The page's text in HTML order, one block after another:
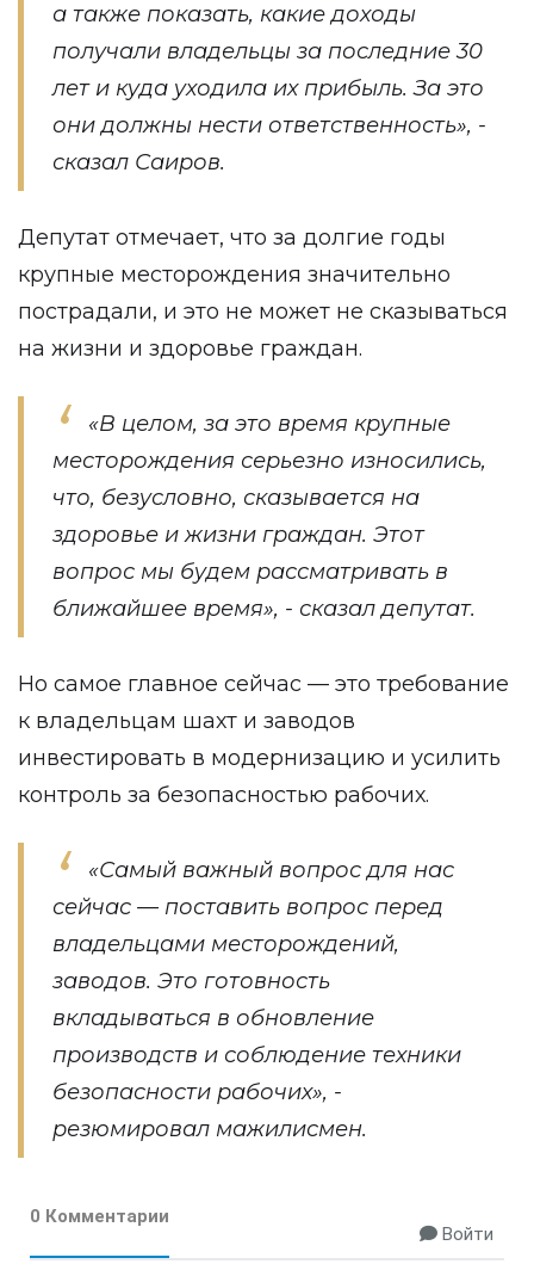
а также показать, какие доходы
получали владельцы за последние 30
лет и куда уходила их прибыль. За это
они должны нести ответственность», -
сказал Саиров.
Депутат отмечает, что за долгие годы
крупные месторождения значительно
пострадали, и это не может не сказываться
на жизни и здоровье граждан.
«В целом, за это время крупные
месторождения серьезно износились,
что, безусловно, сказывается на
здоровье и жизни граждан. Этот
вопрос мы будем рассматривать в
ближайшее время», - сказал депутат.
Но самое главное сейчас — это требование
к владельцам шахт и заводов
инвестировать в модернизацию и усилить
контроль за безопасностью рабочих.
«Самый важный вопрос для нас
сейчас — поставить вопрос перед
владельцами месторождений,
заводов. Это готовность
вкладываться в обновление
производств и соблюдение техники
безопасности рабочих», -
резюмировал мажилисмен.
0 Комментарии
Войти